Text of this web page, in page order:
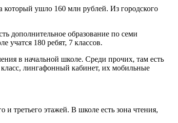
который ушло 160 млн рублей. Из городского
дополнительное образование по семи
учатся 180 ребят, 7 классов.
в начальной школе. Среди прочих, там есть
лингафонный кабинет, их мобильные
третьего этажей. В школе есть зона чтения,